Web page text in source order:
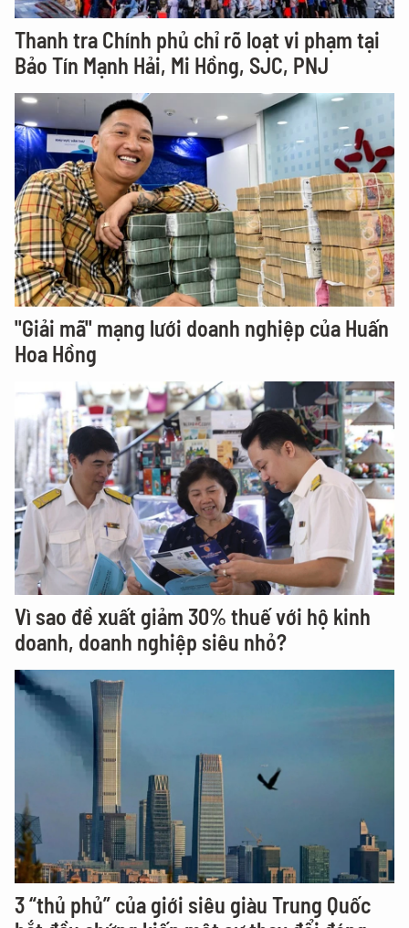
Thanh tra Chính phủ chỉ rõ loạt vi phạm tại
Bảo Tín Mạnh Hải, Mi Hồng, SJC, PNJ
"Giải mã" mạng lưới doanh nghiệp của Huấn
Hoa Hồng
Vì sao đề xuất giảm 30% thuế với hộ kinh
doanh, doanh nghiệp siêu nhỏ?
3 “thủ phủ” của giới siêu giàu Trung Quốc